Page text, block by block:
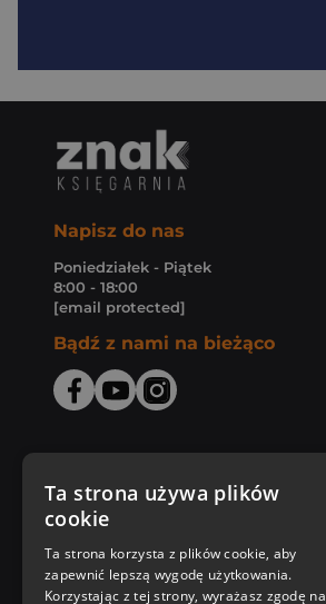
Napisz do nas
Poniedziałek - Piątek
8:00 - 18:00
[email protected]
Bądź z nami na bieżąco
Zakupy u nas
Nasza oferta
Ta strona używa plików
cookie
Ta strona korzysta z plików cookie, aby
zapewnić lepszą wygodę użytkowania.
Korzystając z tej strony, wyrażasz zgodę na